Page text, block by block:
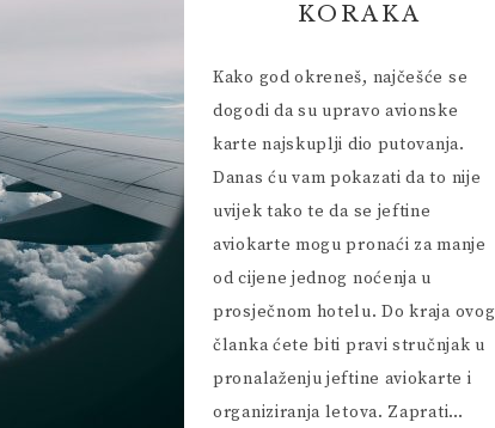
KORAKA
Kako god okreneš, najčešće se
dogodi da su upravo avionske
karte najskuplji dio putovanja.
Danas ću vam pokazati da to nije
uvijek tako te da se jeftine
aviokarte mogu pronaći za manje
od cijene jednog noćenja u
prosječnom hotelu. Do kraja ovog
članka ćete biti pravi stručnjak u
pronalaženju jeftine aviokarte i
organiziranja letova. Zaprati…